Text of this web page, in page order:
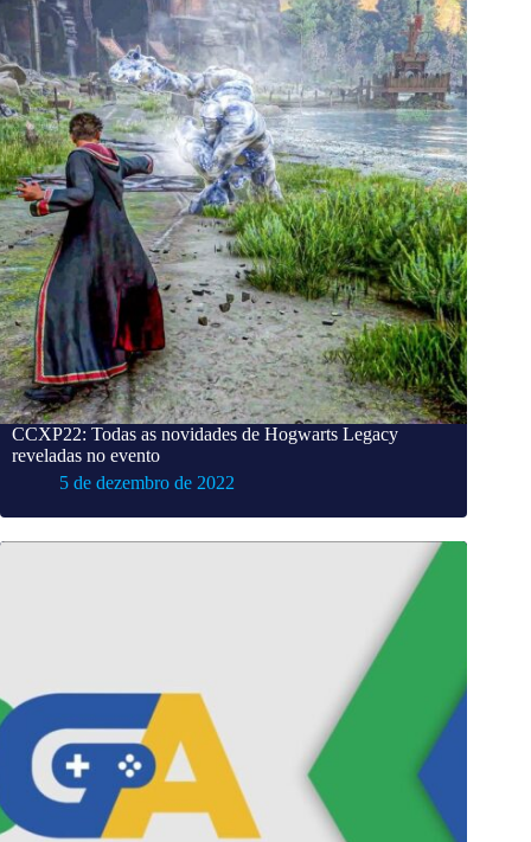
CCXP22: Todas as novidades de Hogwarts Legacy
reveladas no evento
5 de dezembro de 2022